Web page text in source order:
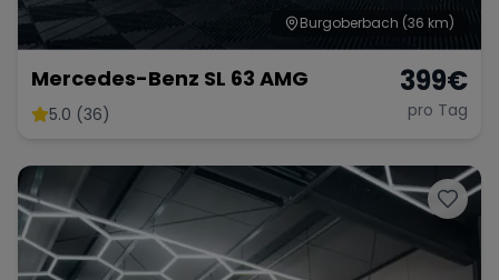
Burgoberbach (36 km)
Mercedes-Benz SL 63 AMG
5.0 (36)
399€
pro Tag